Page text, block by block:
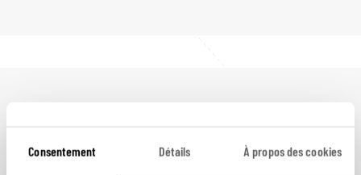
Consentement Détails À propos des cookies
Voyages. Conçu pour ceux qui préparent leur voyage
et ceux que passionnent les découvertes et